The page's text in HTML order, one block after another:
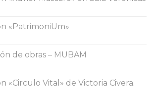
«PatrimoniUm»
de obras – MUBAM
«Circulo Vital» de Victoria Civera.